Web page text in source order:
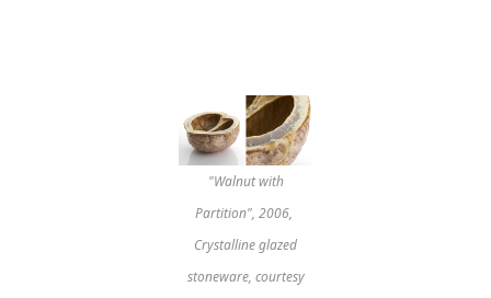
"Walnut with
Partition", 2006,
Crystalline glazed
stoneware, courtesy